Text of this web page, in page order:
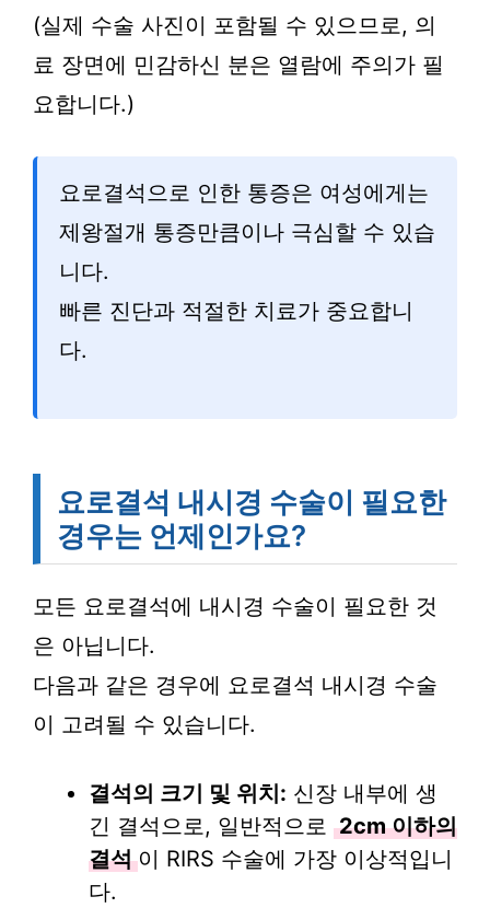
(실제 수술 사진이 포함될 수 있으므로, 의
료 장면에 민감하신 분은 열람에 주의가 필
요합니다.)
요로결석으로 인한 통증은 여성에게는
제왕절개 통증만큼이나 극심할 수 있습
니다.
빠른 진단과 적절한 치료가 중요합니
다.
요로결석 내시경 수술이 필요한
경우는 언제인가요?
모든 요로결석에 내시경 수술이 필요한 것
은 아닙니다.
다음과 같은 경우에 요로결석 내시경 수술
이 고려될 수 있습니다.
결석의 크기 및 위치: 신장 내부에 생
긴 결석으로, 일반적으로 2cm 이하의
결석 이 RIRS 수술에 가장 이상적입니
다.